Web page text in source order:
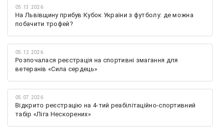
05.13.2026
На Львівщину прибув Кубок України з футболу: де можна
побачити трофей?
05.12.2026
Розпочалася реєстрація на спортивні змагання для
ветеранів «Сила сердець»
05.07.2026
Відкрито реєстрацію на 4-тий реабілітаційно-спортивний
табір «Ліга Нескорених»